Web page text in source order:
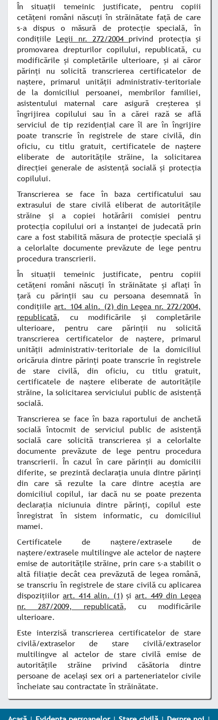
În situaţii temeinic justificate, pentru copiii
cetăţeni români născuţi în străinătate faţă de care
s-a dispus o măsură de protecţie specială, în
condiţiile Legii nr. 272/2004 privind protecţia şi
promovarea drepturilor copilului, republicată, cu
modificările şi completările ulterioare, şi ai căror
părinţi nu solicită transcrierea certificatelor de
naştere, primarul unităţii administrativ-teritoriale
de la domiciliul persoanei, membrilor familiei,
asistentului maternal care asigură creşterea şi
îngrijirea copilului sau în a cărei rază se află
serviciul de tip rezidenţial care îl are în îngrijire
poate transcrie în registrele de stare civilă, din
oficiu, cu titlu gratuit, certificatele de naştere
eliberate de autorităţile străine, la solicitarea
direcţiei generale de asistenţă socială şi protecţia
copilului.
Transcrierea se face în baza certificatului sau
extrasului de stare civilă eliberat de autorităţile
străine şi a copiei hotărârii comisiei pentru
protecţia copilului ori a instanţei de judecată prin
care a fost stabilită măsura de protecţie specială şi
a celorlalte documente prevăzute de lege pentru
procedura transcrierii.
În situaţii temeinic justificate, pentru copiii
cetăţeni români născuţi în străinătate şi aflaţi în
ţară cu părinţii sau cu persoana desemnată în
condiţiileart. 104 alin. (2) din Legea nr. 272/2004,
republicată, cu modificările şi completările
ulterioare, pentru care părinţii nu solicită
transcrierea certificatelor de naştere, primarul
unităţii administrativ-teritoriale de la domiciliul
oricăruia dintre părinţi poate transcrie în registrele
de stare civilă, din oficiu, cu titlu gratuit,
certificatele de naştere eliberate de autorităţile
străine, la solicitarea serviciului public de asistenţă
socială.
Transcrierea se face în baza raportului de anchetă
socială întocmit de serviciul public de asistenţă
socială care solicită transcrierea şi a celorlalte
documente prevăzute de lege pentru procedura
transcrierii. În cazul în care părinţii au domicilii
diferite, se prezintă declaraţia unuia dintre părinţi
din care să rezulte la care dintre aceştia are
domiciliul copilul, iar dacă nu se poate prezenta
declaraţia niciunuia dintre părinţi, copilul este
înregistrat în sistem informatic, cu domiciliul
mamei.
Certificatele de naştere/extrasele de
naştere/extrasele multilingve ale actelor de naştere
emise de autorităţile străine, prin care s-a stabilit o
altă filiaţie decât cea prevăzută de legea română,
se transcriu în registrele de stare civilă cu aplicarea
dispoziţiilor art. 414 alin. (1) şiart. 449 din Legea
nr. 287/2009, republicată, cu modificările
ulterioare.
Este interzisă transcrierea certificatelor de stare
civilă/extraselor de stare civilă/extraselor
multilingve al actelor de stare civilă emise de
autorităţile străine privind căsătoria dintre
persoane de acelaşi sex ori a parteneriatelor civile
încheiate sau contractate în străinătate.